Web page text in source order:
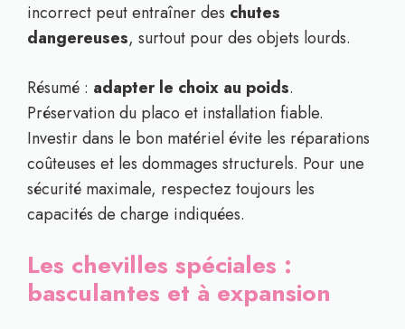
incorrect peut entraîner des chutes
dangereuses, surtout pour des objets lourds.
Résumé : adapter le choix au poids.
Préservation du placo et installation fiable.
Investir dans le bon matériel évite les réparations
coûteuses et les dommages structurels. Pour une
sécurité maximale, respectez toujours les
capacités de charge indiquées.
Les chevilles spéciales :
basculantes et à expansion